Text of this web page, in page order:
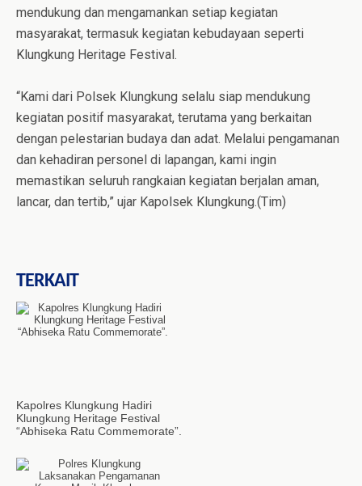
mendukung dan mengamankan setiap kegiatan
masyarakat, termasuk kegiatan kebudayaan seperti
Klungkung Heritage Festival.
“Kami dari Polsek Klungkung selalu siap mendukung
kegiatan positif masyarakat, terutama yang berkaitan
dengan pelestarian budaya dan adat. Melalui pengamanan
dan kehadiran personel di lapangan, kami ingin
memastikan seluruh rangkaian kegiatan berjalan aman,
lancar, dan tertib,” ujar Kapolsek Klungkung.(Tim)
TERKAIT
Kapolres Klungkung Hadiri
Klungkung Heritage Festival
“Abhiseka Ratu Commemorate”.